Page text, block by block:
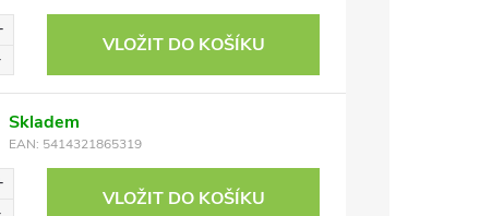
VLOŽIT DO KOŠÍKU
Skladem
EAN: 5414321865319
VLOŽIT DO KOŠÍKU